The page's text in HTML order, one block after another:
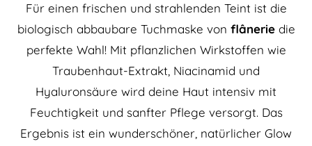
Für einen frischen und strahlenden Teint ist die
biologisch abbaubare Tuchmaske von flâneriedie
perfekte Wahl! Mit pflanzlichen Wirkstoffen wie
Traubenhaut-Extrakt, Niacinamid und
Hyaluronsäure wird deine Haut intensiv mit
Feuchtigkeit und sanfter Pflege versorgt. Das
Ergebnis ist ein wunderschöner, natürlicher Glow